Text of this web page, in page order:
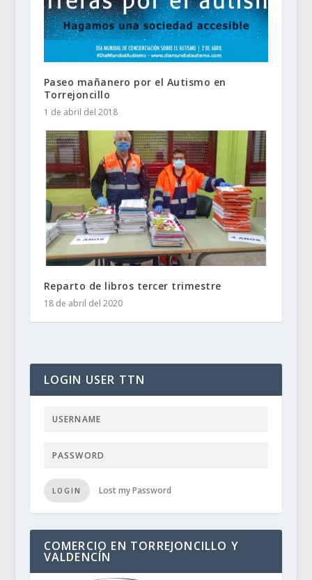
Paseo mañanero por el Autismo en
Torrejoncillo
1 de abril del 2018
Reparto de libros tercer trimestre
18 de abril del 2020
LOGIN USER TTN
LOGIN Lost my Password
COMERCIO EN TORREJONCILLO Y
VALDENCÍN